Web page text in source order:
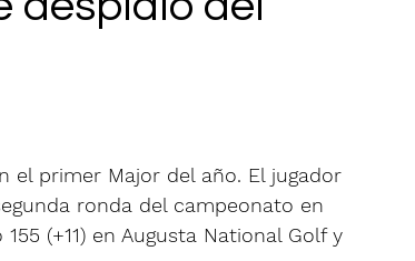
el primer Major del año. El jugador
ronda del campeonato en
(+11) en Augusta National Golf y